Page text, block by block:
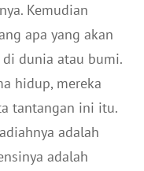
Kemudian
apa yang akan
dunia atau bumi.
hidup, mereka
tantangan ini itu.
adalah
adalah